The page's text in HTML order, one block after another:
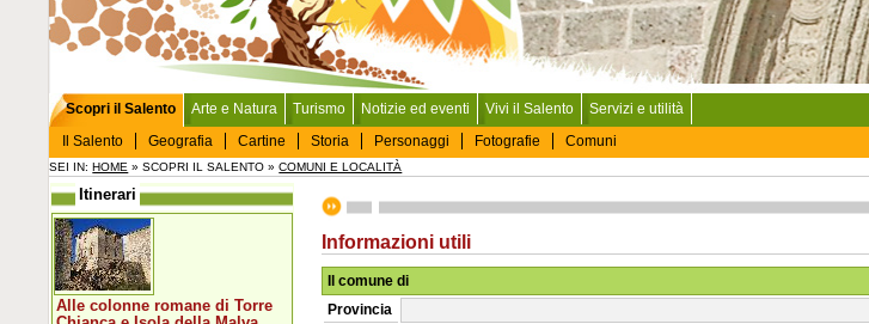
Scopri il Salento
Il Salento
Geografia Cartine Storia Personaggi Fotografie Comuni
Arte e Natura Turismo Notizie ed eventi Vivi il Salento Servizi e utilità
SEI IN:HOME » SCOPRI IL SALENTO »COMUNI E LOCALITÀ
Informazioni utili
Il comune di
Provincia
Itinerari
Alle colonne romane di Torre